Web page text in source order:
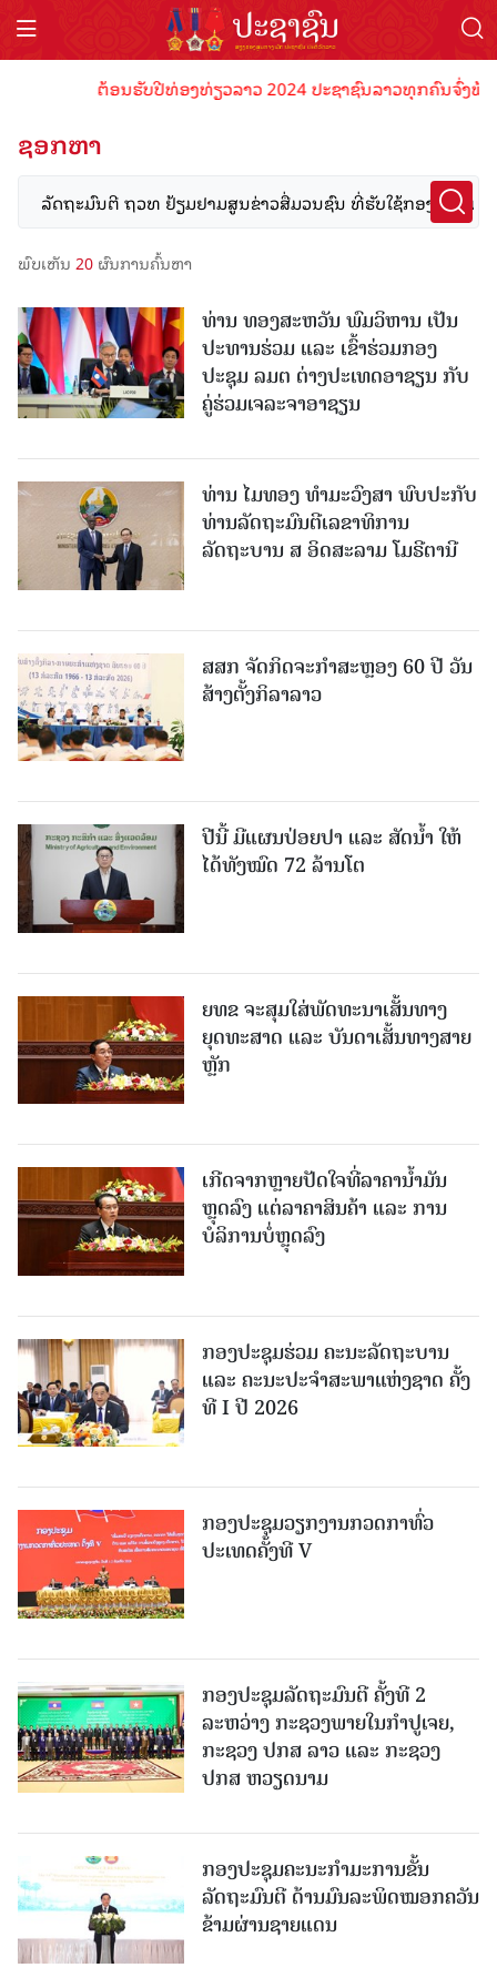
ຕ້ອນຮັບປີທ່ອງທ່ຽວລາວ 2024 ປະຊາຊົນລາວທຸກຄົນຈົ່ງພ້ອ
ຊອກຫາ
ພົບເຫັນ 20 ຜົນການຄົ້ນຫາ
ທ່ານ ທອງສະຫວັນ ພົມວິຫານ ເປັນ
ປະທານຮ່ວມ ແລະ ເຂົ້າຮ່ວມກອງ
ປະຊຸມ ລມຕ ຕ່າງປະເທດອາຊຽນ ກັບ
ຄູ່ຮ່ວມເຈລະຈາອາຊຽນ
ທ່ານ ໄມທອງ ທໍາມະວົງສາ ​ພົບ​ປະ​ກັບ​
ທ່ານລັດຖະມົນຕີເລຂາທິການ
ລັດຖະບານ ສ ອິດສະລາມ ໂມຣີຕານີ
ສສກ ຈັດກິດຈະກໍາສະຫຼອງ 60 ປີ ວັນ
ສ້າງຕັ້ງກິລາລາວ
ປີນີ້ ມີແຜນປ່ອຍປາ ແລະ ສັດນໍ້າ ໃຫ້
ໄດ້ທັງໝົດ 72 ລ້ານໂຕ
ຍທຂ ຈະສຸມໃສ່ພັດທະນາເສັ້ນທາງ
ຍຸດທະສາດ ແລະ ບັນດາເສັ້ນທາງສາຍ
ຫຼັກ
ເກີດຈາກຫຼາຍປັດໃຈທີ່ລາຄານໍ້າມັນ
ຫຼຸດລົງ ແຕ່ລາຄາສິນຄ້າ ແລະ ການ
ບໍລິການບໍ່ຫຼຸດລົງ
ກອງປະຊຸມຮ່ວມ ຄະນະລັດຖະບານ
ແລະ ຄະນະປະຈຳສະພາແຫ່ງຊາດ ຄັ້ງ
ທີ I ປີ 2026
ກອງປະຊຸມວຽກງານກວດກາທົ່ວ
ປະເທດຄັ້ງທີ V
ກອງປະຊຸມລັດຖະມົນຕີ ຄັ້ງທີ 2
ລະຫວ່າງ ກະຊວງພາຍໃນກໍາປູເຈຍ,
ກະຊວງ ປກສ ລາວ ແລະ ກະຊວງ
ປກສ ຫວຽດນາມ
ກອງປະຊຸມຄະນະກໍາມະການຂັ້ນ
ລັດຖະມົນຕີ ດ້ານມົນລະພິດໝອກຄວັນ
ຂ້າມຜ່ານຊາຍແດນ